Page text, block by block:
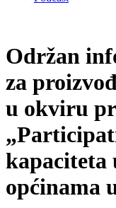
Održan
za
u okviru
kapaciteta
općinama